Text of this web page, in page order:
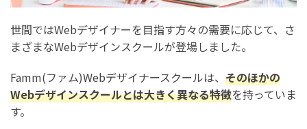
判・口コミ
Famm(ファム)Webデザイナースクールの無料カウンセリ
ングの評判・口コミ
Famm(ファム)Webデザイナースクールの入会検討者への
アドバイス・口コミ
世間ではWebデザイナーを目指す方々の需要に応じて、さ
まざまなWebデザインスクールが登場しました。
Famm(ファム)Webデザイナースクールは、 そのほかの
Webデザインスクールとは大きく異なる特徴を持っていま
す。